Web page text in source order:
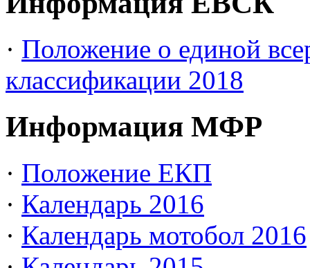
· Положение о единой
классификации 2018
Информация МФР
· Положение ЕКП
· Календарь 2016
· Календарь мотобол 2016